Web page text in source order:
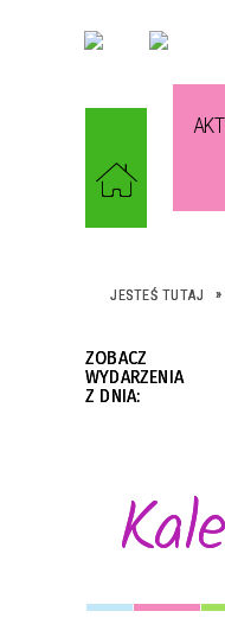
JESTEŚ TUTAJ
ZOBACZ
WYDARZENIA
Z DNIA: